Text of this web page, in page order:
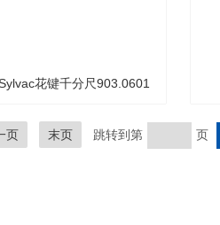
花键千分尺903.0601
页 末页 跳转到第 页